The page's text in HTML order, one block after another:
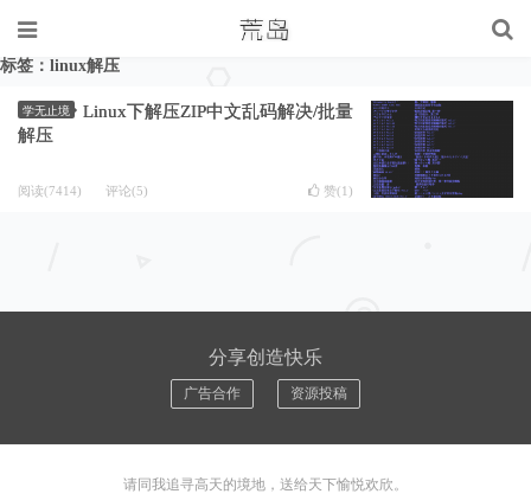
标签：linux解压
学无止境
Linux下解压ZIP中文乱码解决/批量
解压
阅读(7414) 评论(5) 赞(1 )
分享创造快乐
广告合作 资源投稿
请同我追寻高天的境地，送给天下愉悦欢欣。